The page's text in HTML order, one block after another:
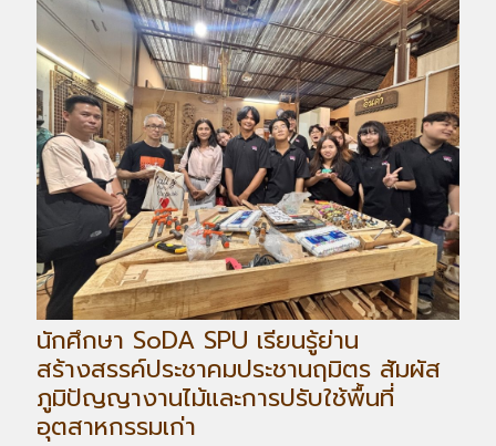
นักศึกษา SoDA SPU เรียนรู้ย่าน
สร้างสรรค์ประชาคมประชานฤมิตร สัมผัส
ภูมิปัญญางานไม้และการปรับใช้พื้นที่
อุตสาหกรรมเก่า